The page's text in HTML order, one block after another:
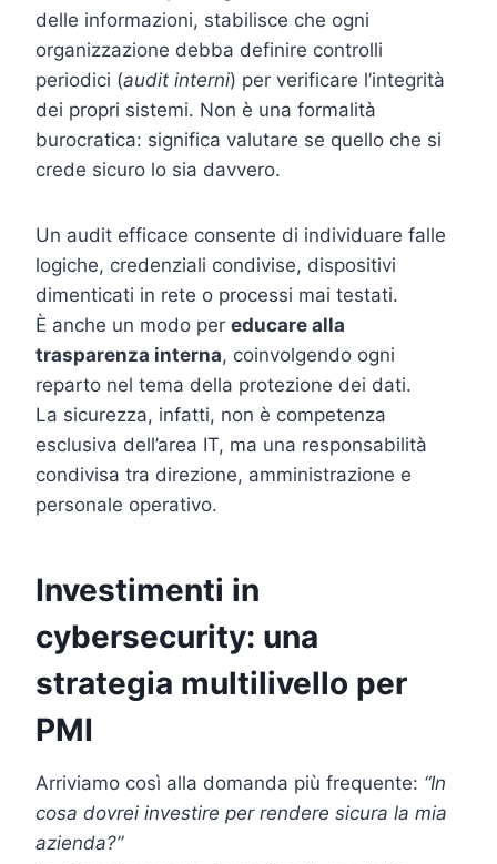
delle informazioni, stabilisce che ogni
organizzazione debba definire controlli
periodici (audit interni) per verificare l’integrità
dei propri sistemi. Non è una formalità
burocratica: significa valutare se quello che si
crede sicuro lo sia davvero.
Un audit efficace consente di individuare falle
logiche, credenziali condivise, dispositivi
dimenticati in rete o processi mai testati.
È anche un modo per educare alla
trasparenza interna, coinvolgendo ogni
reparto nel tema della protezione dei dati.
La sicurezza, infatti, non è competenza
esclusiva dell’area IT, ma una responsabilità
condivisa tra direzione, amministrazione e
personale operativo.
Investimenti in
cybersecurity: una
strategia multilivello per
PMI
Arriviamo così alla domanda più frequente: “In
cosa dovrei investire per rendere sicura la mia
azienda?”